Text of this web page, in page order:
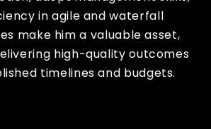
in agile and waterfall
make him a valuable asset,
high-quality outcomes
timelines and budgets.